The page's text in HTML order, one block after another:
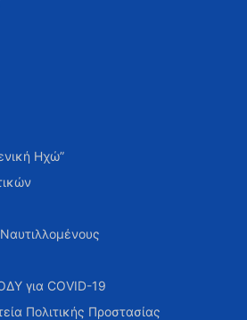
Ηχώ”
για COVID-19
Πολιτικής Προστασίας